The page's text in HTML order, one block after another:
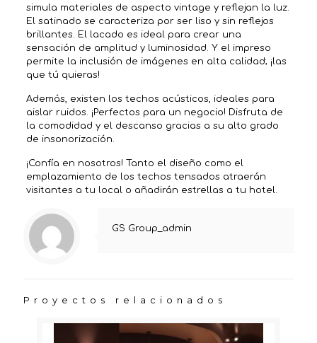
simula materiales de aspecto vintage y reflejan la luz.
El satinado se caracteriza por ser liso y sin reflejos
brillantes. El lacado es ideal para crear una
sensación de amplitud y luminosidad. Y el impreso
permite la inclusión de imágenes en alta calidad; ¡las
que tú quieras!
Además, existen los techos acústicos, ideales para
aislar ruidos. ¡Perfectos para un negocio! Disfruta de
la comodidad y el descanso gracias a su alto grado
de insonorización.
¡Confía en nosotros! Tanto el diseño como el
emplazamiento de los techos tensados atraerán
visitantes a tu local o añadirán estrellas a tu hotel.
GS Group_admin
Proyectos relacionados